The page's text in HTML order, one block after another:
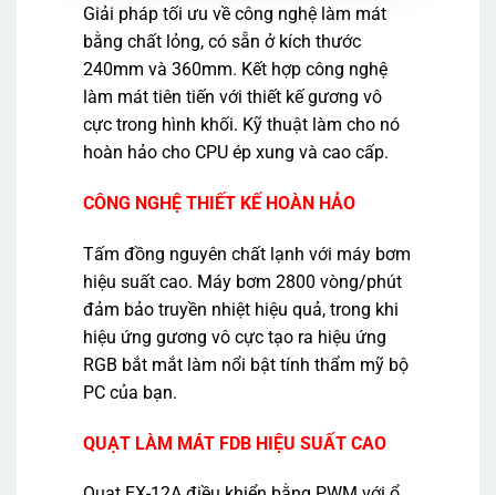
Giải pháp tối ưu về công nghệ làm mát
bằng chất lỏng, có sẵn ở kích thước
240mm và 360mm. Kết hợp công nghệ
làm mát tiên tiến với thiết kế gương vô
cực trong hình khối. Kỹ thuật làm cho nó
hoàn hảo cho CPU ép xung và cao cấp.
CÔNG NGHỆ THIẾT KẾ HOÀN HẢO
Tấm đồng nguyên chất lạnh với máy bơm
hiệu suất cao. Máy bơm 2800 vòng/phút
đảm bảo truyền nhiệt hiệu quả, trong khi
hiệu ứng gương vô cực tạo ra hiệu ứng
RGB bắt mắt làm nổi bật tính thẩm mỹ bộ
PC của bạn.
QUẠT LÀM MÁT FDB HIỆU SUẤT CAO